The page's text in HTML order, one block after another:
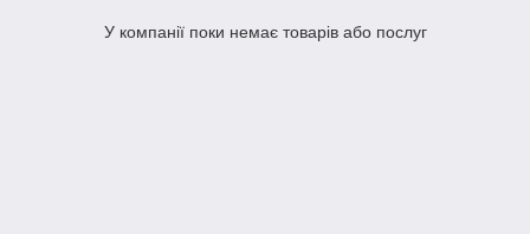
У компанії поки немає товарів або послуг